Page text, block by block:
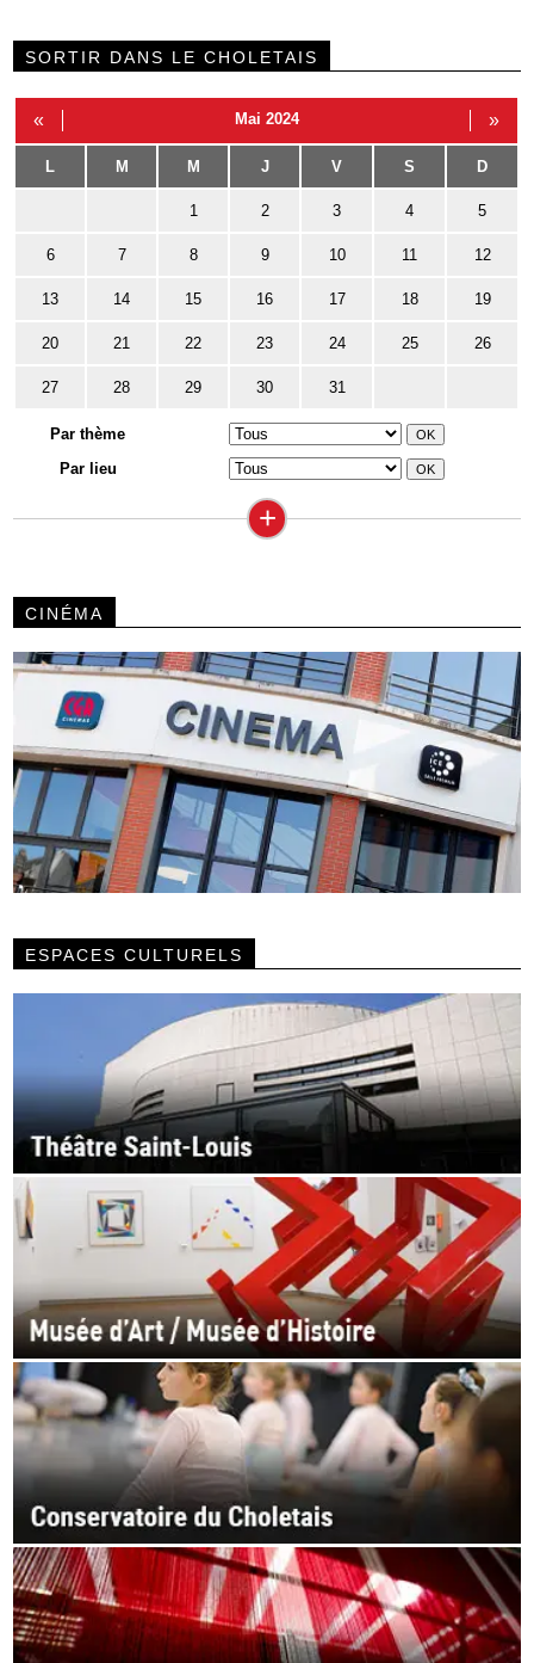
SORTIR DANS LE CHOLETAIS
« Mai 2024 »
L M M J V S D
1 2 3 4 5
6 7 8 9 10 11 12
13 14 15 16 17 18 19
20 21 22 23 24 25 26
27 28 29 30 31
Par thème
Par lieu
+
CINÉMA
ESPACES CULTURELS